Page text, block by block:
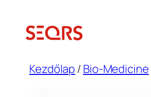
tartalomhoz
Kezdőlap / Bio-Medicine